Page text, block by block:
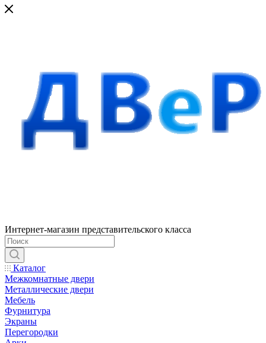
Интернет-магазин представительского класса
Каталог
Межкомнатные двери
Металлические двери
Мебель
Фурнитура
Экраны
Перегородки